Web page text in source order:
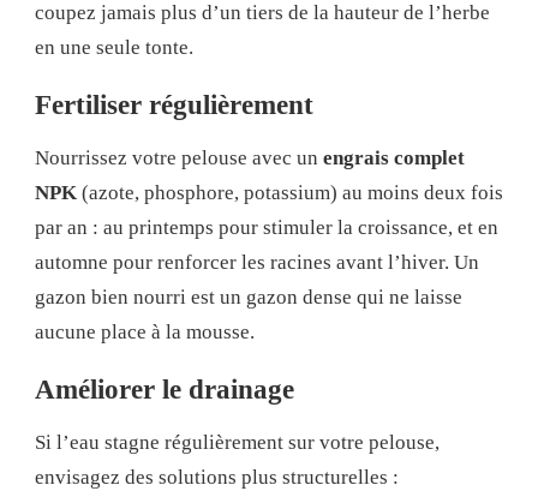
coupez jamais plus d’un tiers de la hauteur de l’herbe
en une seule tonte.
Fertiliser régulièrement
Nourrissez votre pelouse avec un engrais complet
NPK (azote, phosphore, potassium) au moins deux fois
par an : au printemps pour stimuler la croissance, et en
automne pour renforcer les racines avant l’hiver. Un
gazon bien nourri est un gazon dense qui ne laisse
aucune place à la mousse.
Améliorer le drainage
Si l’eau stagne régulièrement sur votre pelouse,
envisagez des solutions plus structurelles :